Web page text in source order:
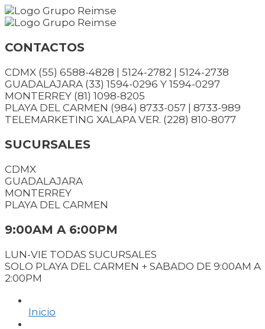
Saltar
al
CONTACTOS
CDMX (55) 6588-4828 | 5124-2782 | 5124-2738
GUADALAJARA (33) 1594-0296 Y 1594-0297
MONTERREY (81) 1098-8205
PLAYA DEL CARMEN (984) 8733-057 | 8733-989
TELEMARKETING XALAPA VER. (228) 810-8077
SUCURSALES
CDMX
GUADALAJARA
MONTERREY
PLAYA DEL CARMEN
9:00AM A 6:00PM
LUN-VIE TODAS SUCURSALES
SOLO PLAYA DEL CARMEN + SABADO DE 9:00AM A
2:00PM
Inicio